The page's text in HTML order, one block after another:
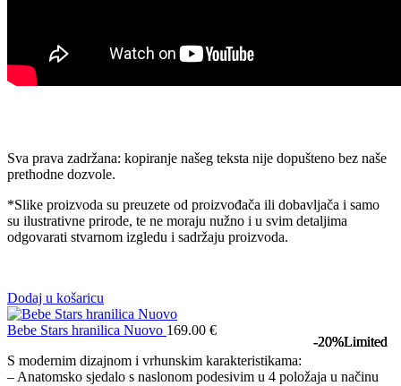
-20%Limited
-20%Limited
-20%Limited
Sva prava zadržana: kopiranje našeg teksta nije dopušteno bez naše
prethodne dozvole.
*Slike proizvoda su preuzete od proizvođača ili dobavljača i samo
su ilustrativne prirode, te ne moraju nužno i u svim detaljima
odgovarati stvarnom izgledu i sadržaju proizvoda.
Dodaj u košaricu
Bebe Stars hranilica Nuovo 169.00 €
S modernim dizajnom i vrhunskim karakteristikama:
– Anatomsko sjedalo s naslonom podesivim u 4 položaja u načinu